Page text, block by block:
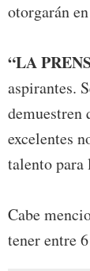
otorgarán
“LA
aspirantes.
demuestren
excelentes
talento para
Cabe
tener entre